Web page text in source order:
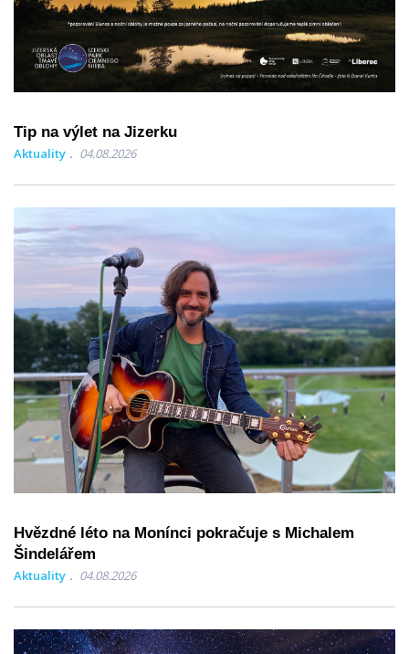
Tip na výlet na Jizerku
Aktuality 04.08.2026
Hvězdné léto na Monínci pokračuje s Michalem
Šindelářem
Aktuality 04.08.2026